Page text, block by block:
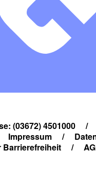
(03672) 4501000 /
Impressum /
Barrierefreiheit
/